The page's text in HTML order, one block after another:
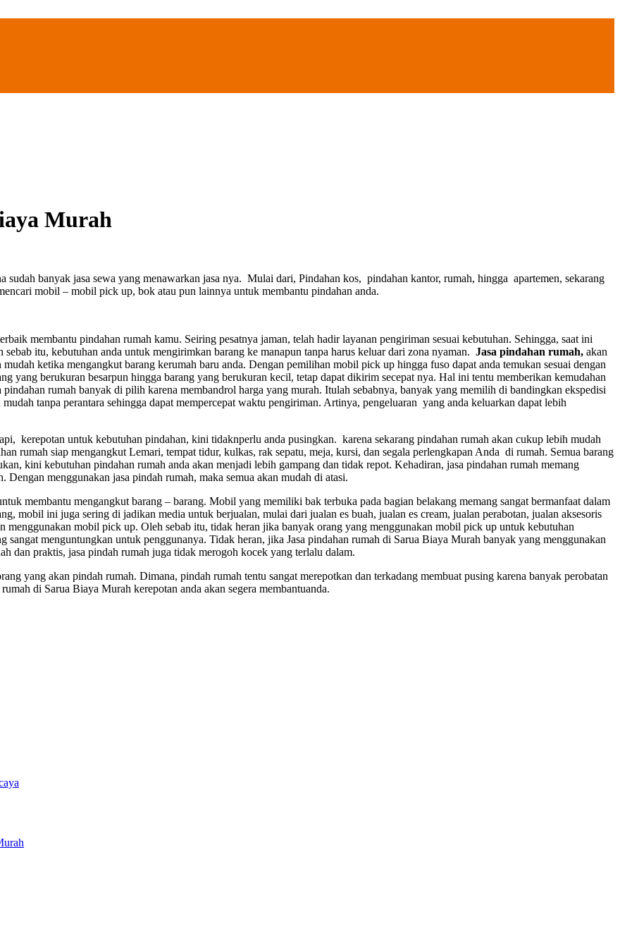
Murah
sudah banyak jasa sewa yang menawarkan jasa nya. Mulai dari, Pindahan kos, pindahan kantor, rumah, hingga apartemen, sekarang
mobil – mobil pick up, bok atau pun lainnya untuk membantu pindahan anda.
membantu pindahan rumah kamu. Seiring pesatnya jaman, telah hadir layanan pengiriman sesuai kebutuhan. Sehingga, saat ini
itu, kebutuhan anda untuk mengirimkan barang ke manapun tanpa harus keluar dari zona nyaman. Jasa pindahan rumah, akan
ketika mengangkut barang kerumah baru anda. Dengan pemilihan mobil pick up hingga fuso dapat anda temukan sesuai dengan
yang berukuran besarpun hingga barang yang berukuran kecil, tetap dapat dikirim secepat nya. Hal ini tentu memberikan kemudahan
rumah banyak di pilih karena membandrol harga yang murah. Itulah sebabnya, banyak yang memilih di bandingkan ekspedisi
tanpa perantara sehingga dapat mempercepat waktu pengiriman. Artinya, pengeluaran yang anda keluarkan dapat lebih
kerepotan untuk kebutuhan pindahan, kini tidaknperlu anda pusingkan. karena sekarang pindahan rumah akan cukup lebih mudah
rumah siap mengangkut Lemari, tempat tidur, kulkas, rak sepatu, meja, kursi, dan segala perlengkapan Anda di rumah. Semua barang
kini kebutuhan pindahan rumah anda akan menjadi lebih gampang dan tidak repot. Kehadiran, jasa pindahan rumah memang
menggunakan jasa pindah rumah, maka semua akan mudah di atasi.
membantu mengangkut barang – barang. Mobil yang memiliki bak terbuka pada bagian belakang memang sangat bermanfaat dalam
mobil ini juga sering di jadikan media untuk berjualan, mulai dari jualan es buah, jualan es cream, jualan perabotan, jualan aksesoris
mobil pick up. Oleh sebab itu, tidak heran jika banyak orang yang menggunakan mobil pick up untuk kebutuhan
menguntungkan untuk penggunanya. Tidak heran, jika Jasa pindahan rumah di Sarua Biaya Murah banyak yang menggunakan
dan praktis, jasa pindah rumah juga tidak merogoh kocek yang terlalu dalam.
yang akan pindah rumah. Dimana, pindah rumah tentu sangat merepotkan dan terkadang membuat pusing karena banyak perobatan
di Sarua Biaya Murah kerepotan anda akan segera membantuanda.